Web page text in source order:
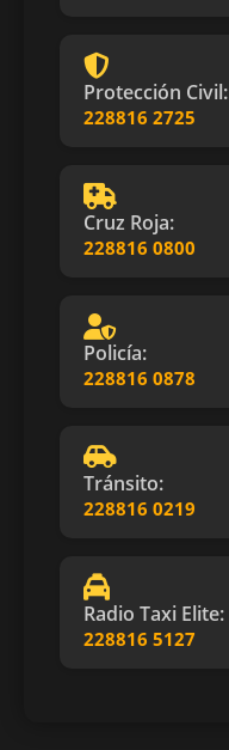
Protección Civil:
228816 2725
Cruz Roja:
228816 0800
Policía:
228816 0878
Tránsito:
228816 0219
Radio Taxi Elite:
228816 5127